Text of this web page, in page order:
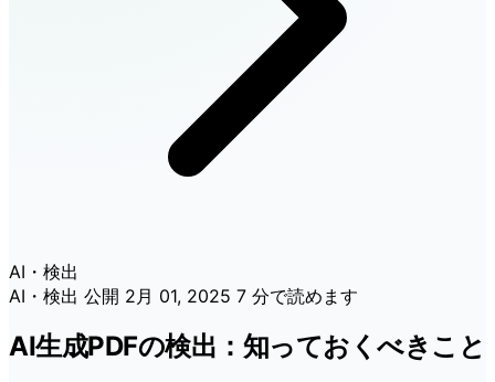
AI・検出
AI・検出 公開 2月 01, 2025 7 分で読めます
AI生成PDFの検出：知っておくべきこと